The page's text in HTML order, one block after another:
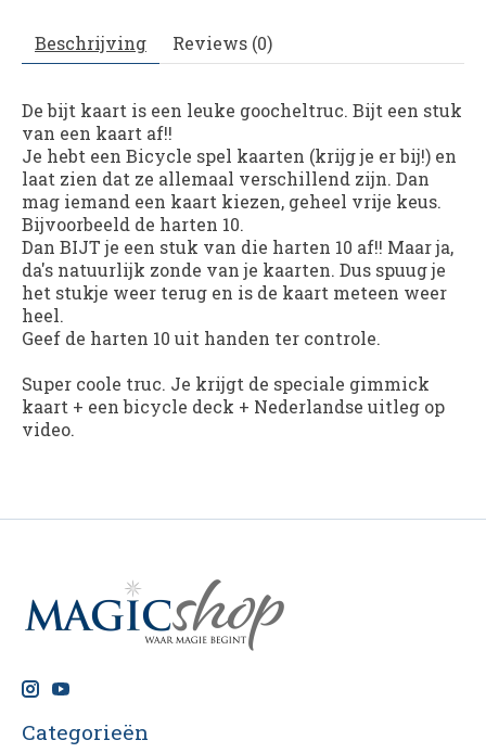
Beschrijving Reviews (0)
De bijt kaart is een leuke goocheltruc. Bijt een stuk
van een kaart af!!
Je hebt een Bicycle spel kaarten (krijg je er bij!) en
laat zien dat ze allemaal verschillend zijn. Dan
mag iemand een kaart kiezen, geheel vrije keus.
Bijvoorbeeld de harten 10.
Dan BIJT je een stuk van die harten 10 af!! Maar ja,
da's natuurlijk zonde van je kaarten. Dus spuug je
het stukje weer terug en is de kaart meteen weer
heel.
Geef de harten 10 uit handen ter controle.
Super coole truc. Je krijgt de speciale gimmick
kaart + een bicycle deck + Nederlandse uitleg op
video.
Categorieën